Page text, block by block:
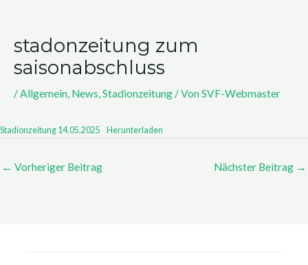
stadonzeitung zum
saisonabschluss
/Allgemein, News,Stadionzeitung / VonSVF-Webmaster
Stadionzeitung 14.05.2025 Herunterladen
← Vorheriger Beitrag Nächster Beitrag →